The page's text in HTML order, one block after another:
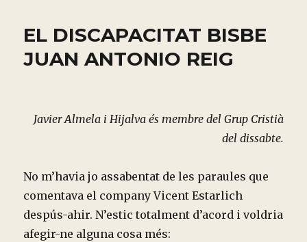
EL DISCAPACITAT BISBE
JUAN ANTONIO REIG
Javier Almela i Hijalva és membre del Grup Cristià
del dissabte.
No m’havia jo assabentat de les paraules que
comentava el company Vicent Estarlich
despús-ahir. N’estic totalment d’acord i voldria
afegir-ne alguna cosa més: